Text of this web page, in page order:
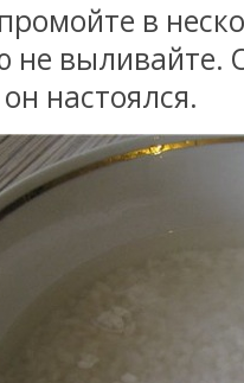
в
не выливайте.
настоялся.